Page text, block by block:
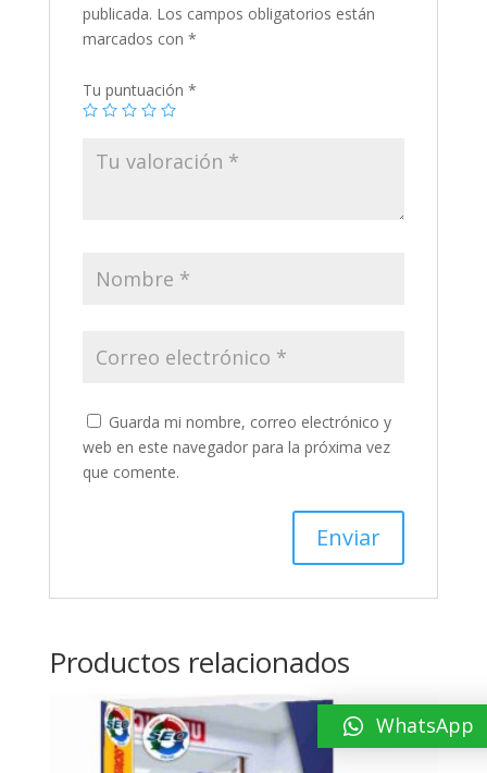
publicada. Los campos obligatorios están
marcados con *
Tu puntuación *
Guarda mi nombre, correo electrónico y
web en este navegador para la próxima vez
que comente.
Productos relacionados
WhatsApp